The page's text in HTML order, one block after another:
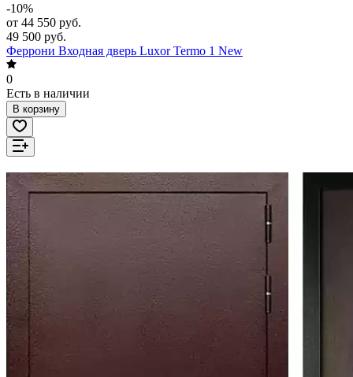
-10%
от 44 550 руб.
49 500 руб.
Феррони Входная дверь Luxor Termo 1 New
0
Есть в наличии
В корзину